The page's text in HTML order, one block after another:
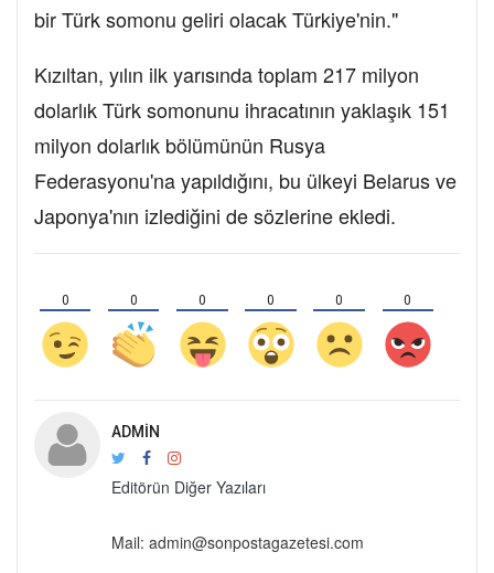
bir Türk somonu geliri olacak Türkiye'nin."
Kızıltan, yılın ilk yarısında toplam 217 milyon
dolarlık Türk somonunu ihracatının yaklaşık 151
milyon dolarlık bölümünün Rusya
Federasyonu'na yapıldığını, bu ülkeyi Belarus ve
Japonya'nın izlediğini de sözlerine ekledi.
0 0 0 0 0 0
ADMIN
Editörün Diğer Yazıları
Mail: admin@sonpostagazetesi.com